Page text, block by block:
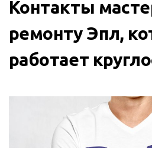
Контакты
ремонту Эпл,
работает